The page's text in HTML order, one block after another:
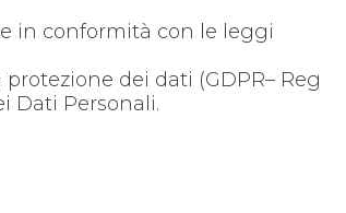
in conformità con le leggi
dei dati (GDPR– Reg
Dati Personali.